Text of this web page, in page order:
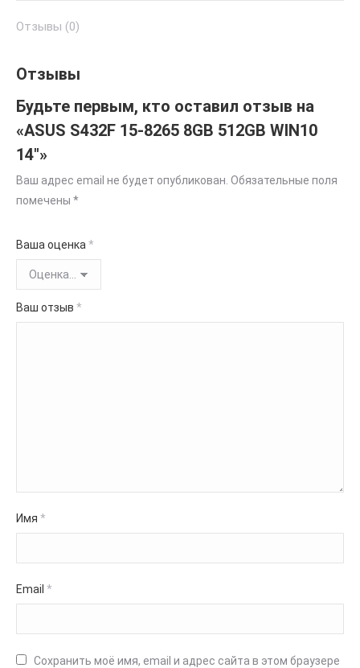
Отзывы (0)
Отзывы
Будьте первым, кто оставил отзыв на
«ASUS S432F 15-8265 8GB 512GB WIN10
14″»
Ваш адрес email не будет опубликован. Обязательные поля
помечены *
Ваша оценка *
Ваш отзыв *
Имя *
Email *
Сохранить моё имя, email и адрес сайта в этом браузере